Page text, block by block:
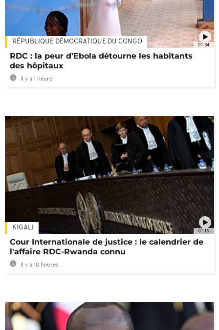
01:34
RÉPUBLIQUE DÉMOCRATIQUE DU CONGO
RDC : la peur d’Ebola détourne les habitants
des hôpitaux
Il y a 1 heure
01:16
KIGALI
Cour Internationale de justice : le calendrier de
l'affaire RDC-Rwanda connu
Il y a 10 heures